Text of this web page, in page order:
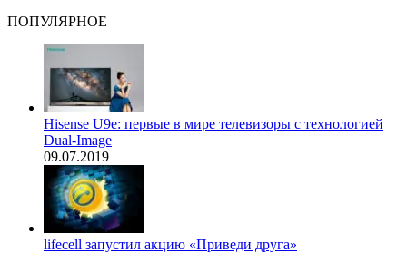
ПОПУЛЯРНОЕ
Hisense U9e: первые в мире телевизоры с технологией
Dual-Image
09.07.2019
lifecell запустил акцию «Приведи друга»